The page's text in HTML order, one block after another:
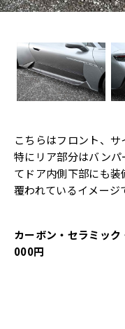
こちらはフロント、サ
特にリア部分はバン
てドア内側下部にも
覆われているイメージ
カーボン・セラミッ
000円